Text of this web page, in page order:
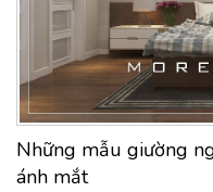
Những mẫu giường
ánh mắt